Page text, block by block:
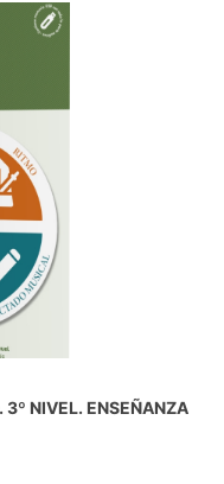
3º NIVEL. ENSEÑANZA